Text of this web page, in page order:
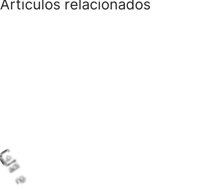
Articulos relacionados
L
o
d
i
g
.